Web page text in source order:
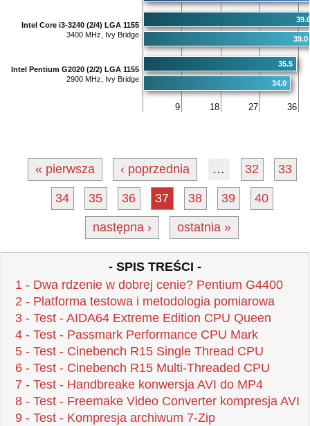
9 18 27 36
Intel Core i3-3240 (2/4) LGA 1155
3400 MHz, Ivy Bridge
39.6
39.0
Intel Pentium G2020 (2/2) LGA 1155
2900 MHz, Ivy Bridge
35.5
34.0
« pierwsza ‹ poprzednia … 32 33
34 35 36 37 38 39 40
następna › ostatnia »
- SPIS TREŚCI -
1 - Dwa rdzenie w dobrej cenie? Pentium G4400
2 - Platforma testowa i metodologia pomiarowa
3 - Test - AIDA64 Extreme Edition CPU Queen
4 - Test - Passmark Performance CPU Mark
5 - Test - Cinebench R15 Single Thread CPU
6 - Test - Cinebench R15 Multi-Threaded CPU
7 - Test - Handbreake konwersja AVI do MP4
8 - Test - Freemake Video Converter kompresja AVI
9 - Test - Kompresja archiwum 7-Zip